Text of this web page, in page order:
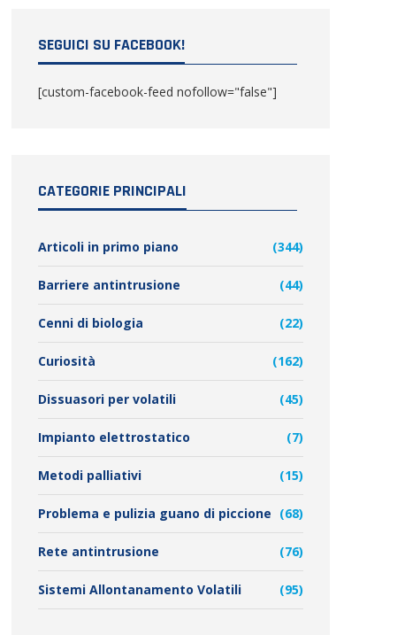
SEGUICI SU FACEBOOK!
[custom-facebook-feed nofollow="false"]
CATEGORIE PRINCIPALI
Articoli in primo piano (344)
Barriere antintrusione (44)
Cenni di biologia (22)
Curiosità (162)
Dissuasori per volatili (45)
Impianto elettrostatico (7)
Metodi palliativi (15)
Problema e pulizia guano di piccione (68)
Rete antintrusione (76)
Sistemi Allontanamento Volatili (95)